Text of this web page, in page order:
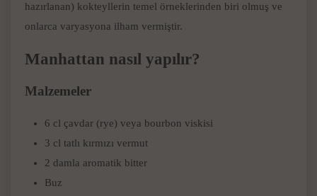
hazırlanan) kokteyllerin temel örneklerinden biri olmuş ve
onlarca varyasyona ilham vermiştir.
Manhattan nasıl yapılır?
Malzemeler
6 cl çavdar (rye) veya bourbon viskisi
3 cl tatlı kırmızı vermut
2 damla aromatik bitter
Buz